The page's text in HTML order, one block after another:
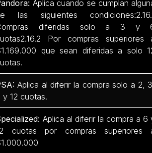
Aplica cuando se cumplan
las siguientes
diferidas solo a 3 y
Por compras superiores
que sean diferidas a solo
Aplica al diferir la compra solo a 2,
y 12 cuotas.
Aplica al diferir la compra a 6
cuotas por compras superiores